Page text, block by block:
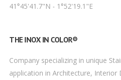
41°45'41.7"N - 1°52'19.1"E
THE INOX IN COLOR®
Company specializing in unique
application in Architecture, Interior